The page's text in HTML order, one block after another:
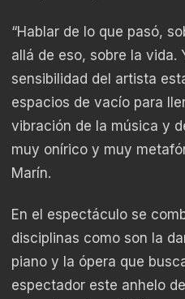
“Hablar de lo que pasó,
allá de eso, sobre la vida.
sensibilidad del artista
espacios de vacío para
vibración de la música y
muy onírico y muy
Marín.
En el espectáculo se
disciplinas como son la
piano y la ópera que
espectador este anhelo